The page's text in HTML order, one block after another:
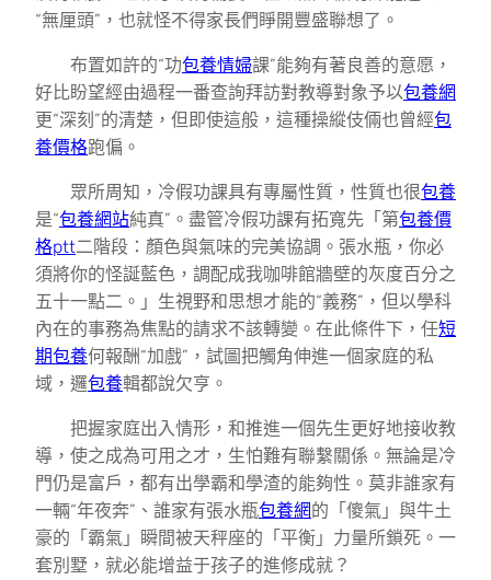
“無厘頭”，也就怪不得家長們睜開豐盛聯想了。
布置如許的“功包養情婦課”能夠有著良善的意愿，
好比盼望經由過程一番查詢拜訪對教導對象予以包養網
更“深刻”的清楚，但即使這般，這種操縱伎倆也曾經包
養價格跑偏。
眾所周知，冷假功課具有專屬性質，性質也很包養
是“包養網站純真”。盡管冷假功課有拓寬先「第包養價
格ptt二階段：顏色與氣味的完美協調。張水瓶，你必
須將你的怪誕藍色，調配成我咖啡館牆壁的灰度百分之
五十一點二。」生視野和思想才能的“義務”，但以學科
內在的事務為焦點的請求不該轉變。在此條件下，任短
期包養何報酬“加戲”，試圖把觸角伸進一個家庭的私
域，邏包養輯都說欠亨。
把握家庭出入情形，和推進一個先生更好地接收教
導，使之成為可用之才，生怕難有聯繫關係。無論是冷
門仍是富戶，都有出學霸和學渣的能夠性。莫非誰家有
一輛“年夜奔”、誰家有張水瓶包養網的「傻氣」與牛土
豪的「霸氣」瞬間被天秤座的「平衡」力量所鎖死。一
套別墅，就必能增益于孩子的進修成就？